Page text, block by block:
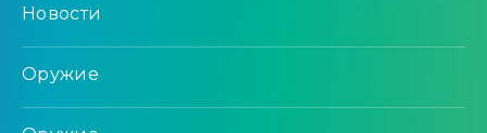
Новости
Оружие